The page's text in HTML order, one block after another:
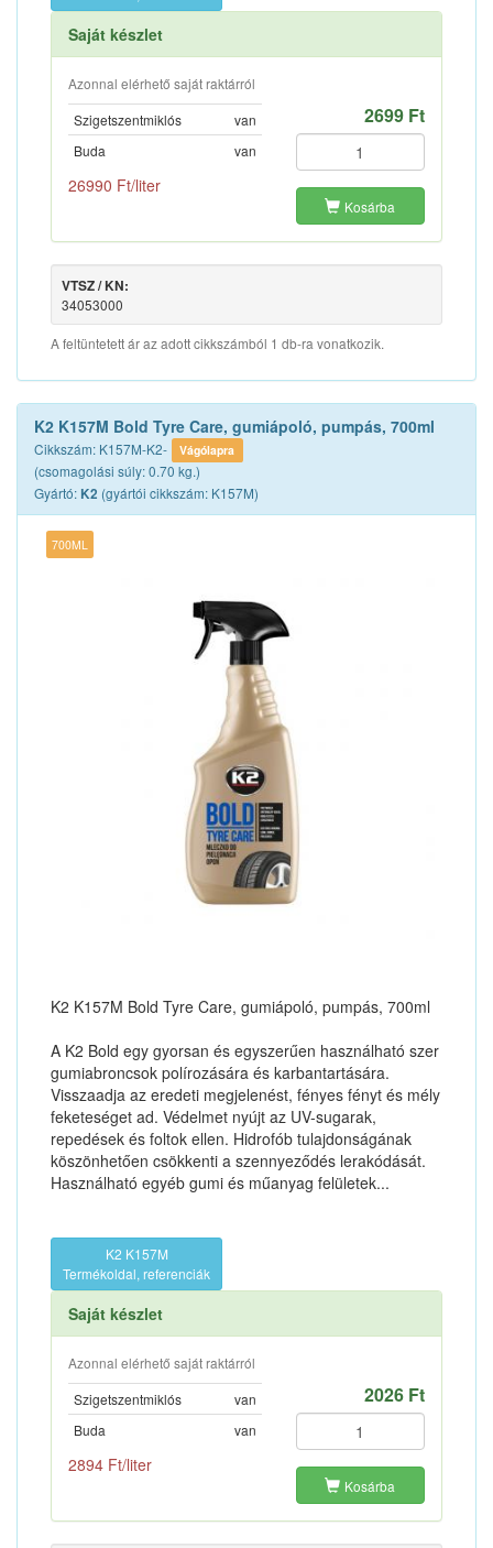
Saját készlet
Azonnal elérhető saját raktárról
Szigetszentmiklós
van
Buda
van
26990 Ft/liter
2699 Ft
Kosárba
VTSZ / KN:
34053000
A feltüntetett ár az adott cikkszámból 1 db-ra vonatkozik.
K2 K157M Bold Tyre Care, gumiápoló, pumpás, 700ml
Cikkszám: K157M-K2- Vágólapra
(csomagolási súly: 0.70 kg.)
Gyártó: K2 (gyártói cikkszám: K157M)
700ML
K2 K157M Bold Tyre Care, gumiápoló, pumpás, 700ml
A K2 Bold egy gyorsan és egyszerűen használható szer
gumiabroncsok polírozására és karbantartására.
Visszaadja az eredeti megjelenést, fényes fényt és mély
feketeséget ad. Védelmet nyújt az UV-sugarak,
repedések és foltok ellen. Hidrofób tulajdonságának
köszönhetően csökkenti a szennyeződés lerakódását.
Használható egyéb gumi és műanyag felületek...
K2 K157M
Termékoldal, referenciák
Saját készlet
Azonnal elérhető saját raktárról
Szigetszentmiklós
van
Buda
van
2894 Ft/liter
2026 Ft
Kosárba